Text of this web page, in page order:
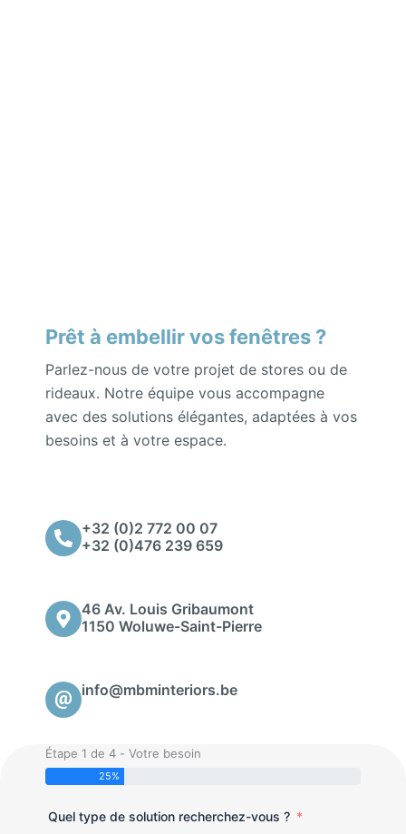
Prêt à embellir vos fenêtres ?
Parlez-nous de votre projet de stores ou de
rideaux. Notre équipe vous accompagne
avec des solutions élégantes, adaptées à vos
besoins et à votre espace.
+32 (0)2 772 00 07
+32 (0)476 239 659
46 Av. Louis Gribaumont
1150 Woluwe-Saint-Pierre
info@mbminteriors.be
Étape 1 de 4 - Votre besoin
25%
Quel type de solution recherchez-vous ?